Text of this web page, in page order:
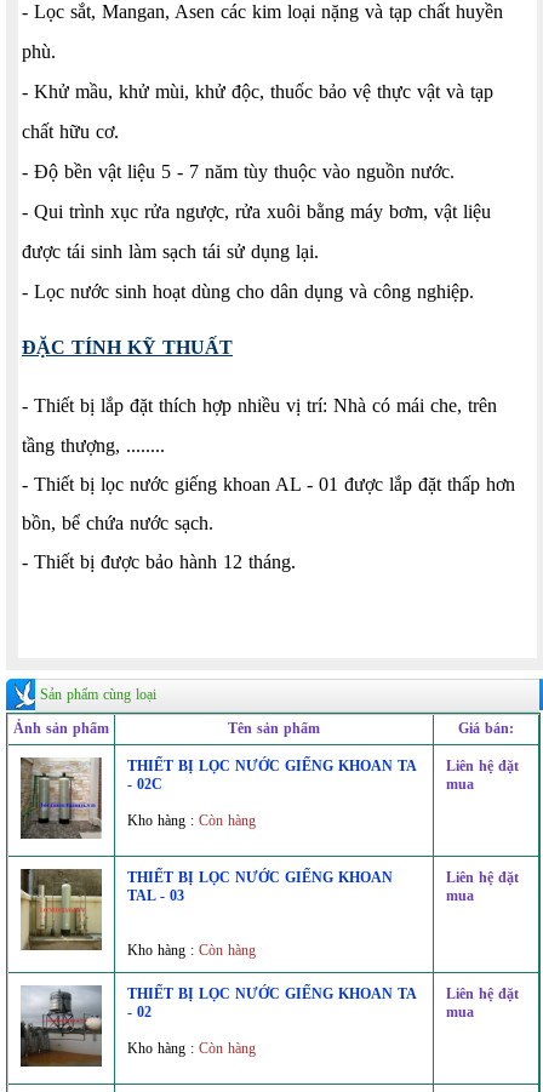
- Lọc sắt, Mangan, Asen các kim loại nặng và tạp chất huyền
phù.
- Khử mầu, khử mùi, khử độc, thuốc bảo vệ thực vật và tạp
chất hữu cơ.
- Độ bền vật liệu 5 - 7 năm tùy thuộc vào nguồn nước.
- Qui trình xục rửa ngược, rửa xuôi bằng máy bơm, vật liệu
được tái sinh làm sạch tái sử dụng lại.
- Lọc nước sinh hoạt dùng cho dân dụng và công nghiệp.
ĐẶC TÍNH KỸ THUẤT
- Thiết bị lắp đặt thích hợp nhiều vị trí: Nhà có mái che, trên
tầng thượng, ........
- Thiết bị lọc nước giếng khoan AL - 01 được lắp đặt thấp hơn
bồn, bể chứa nước sạch.
- Thiết bị được bảo hành 12 tháng.
Sản phẩm cùng loại
Ảnh sản phẩm
Tên sản phẩm Giá bán:
THIẾT BỊ LỌC NƯỚC GIẾNG KHOAN TA
- 02C
Kho hàng : Còn hàng
Liên hệ đặt
mua
THIẾT BỊ LỌC NƯỚC GIẾNG KHOAN
TAL - 03
Kho hàng : Còn hàng
Liên hệ đặt
mua
THIẾT BỊ LỌC NƯỚC GIẾNG KHOAN TA
- 02
Kho hàng : Còn hàng
Liên hệ đặt
mua